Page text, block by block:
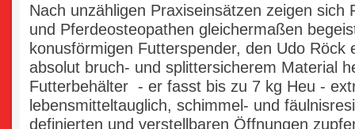
Nach unzähligen Praxiseinsätzen zeigen sich
und Pferdeosteopathen gleichermaßen
konusförmigen Futterspender, den Udo Röck
absolut bruch- und splittersicherem Material
Futterbehälter - er fasst bis zu 7 kg Heu -
lebensmitteltauglich, schimmel- und
definierten und verstellbaren Öffnungen